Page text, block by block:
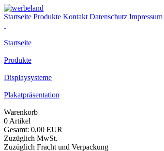
Startseite Produkte Kontakt Datenschutz Impressum
Startseite
Produkte
Displaysysteme
Plakatpräsentation
Warenkorb
0 Artikel
Gesamt: 0,00 EUR
Zuzüglich MwSt.
Zuzüglich Fracht und Verpackung